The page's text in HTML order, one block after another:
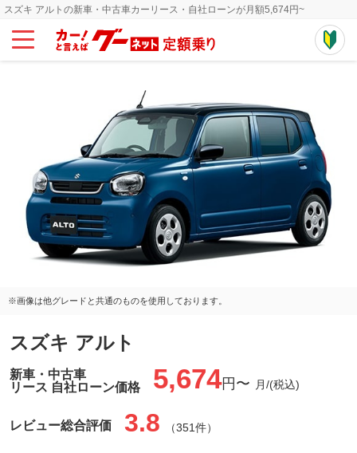
スズキ アルトの新車・中古車カーリース・自社ローンが月額5,674円~
※画像は他グレードと共通のものを使用しております。
スズキ アルト
新車・中古車
リース 自社ローン価格
5,674円〜 月/(税込)
レビュー総合評価 3.8 （351件）